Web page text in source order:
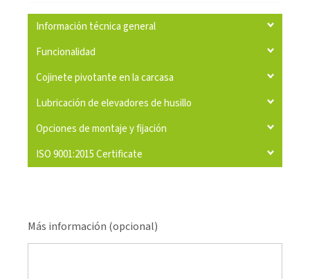
Información técnica general
Funcionalidad
Cojinete pivotante en la carcasa
Lubricación de elevadores de husillo
Opciones de montaje y fijación
ISO 9001:2015 Certificate
Más información (opcional)